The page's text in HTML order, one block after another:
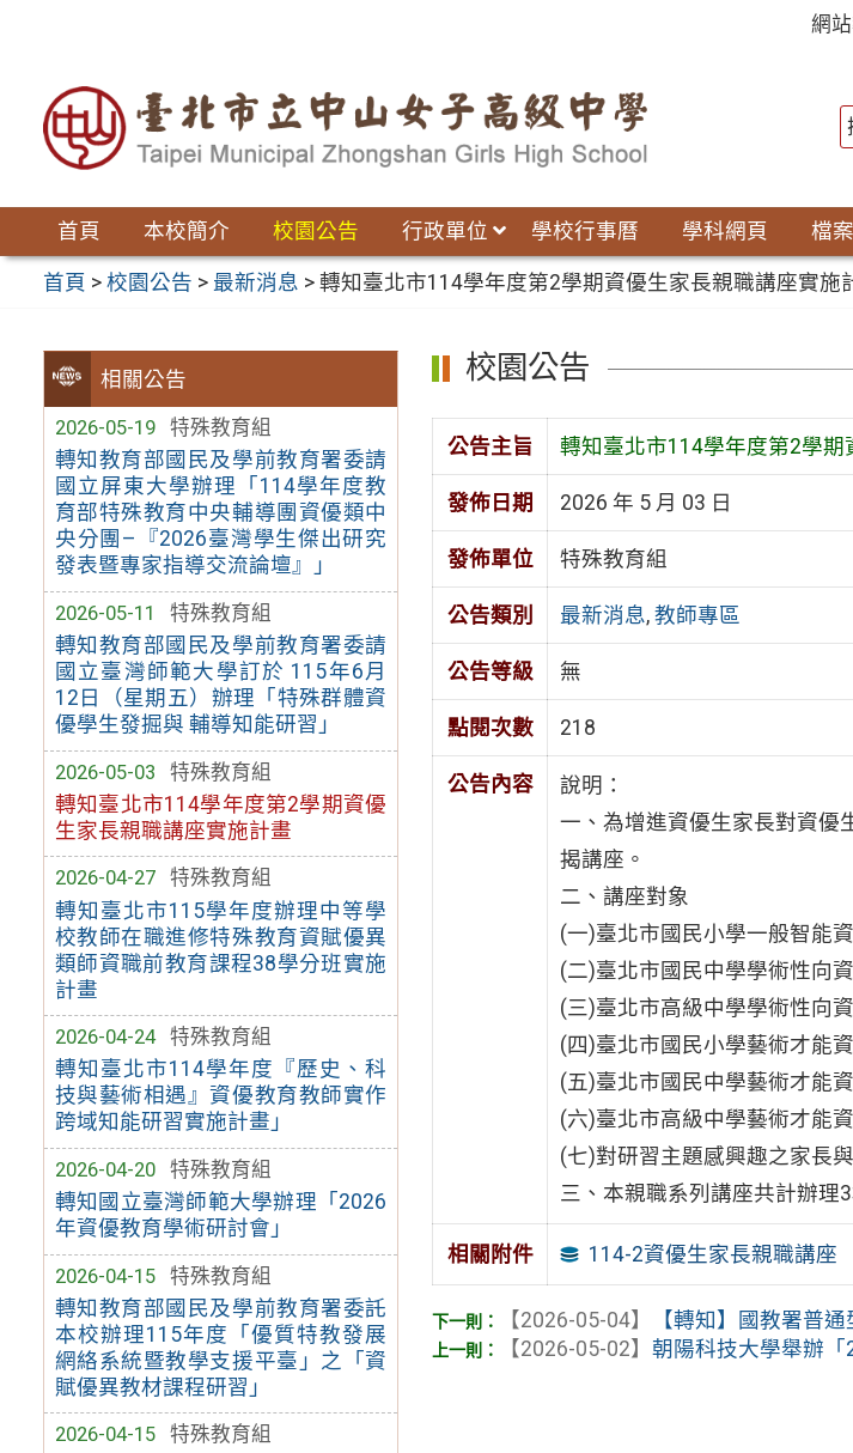
網
首頁 本校簡介 校園公告 行政單位 學校行事曆 學科網頁 檔
首頁 >校園公告 > 最新消息 >轉知臺北市114學年度第2學期資優生家長親職講座實施
相關公告
2026-05-19
特殊教育組
轉知教育部國民及學前教育署委請
國立屏東大學辦理「114學年度教
育部特殊教育中央輔導團資優類中
央分團–『2026臺灣學生傑出研究
發表暨專家指導交流論壇』」
2026-05-11
特殊教育組
轉知教育部國民及學前教育署委請
國立臺灣師範大學訂於 115年6月
12日（星期五）辦理「特殊群體資
優學生發掘與 輔導知能研習」
2026-05-03
特殊教育組
轉知臺北市114學年度第2學期資優
生家長親職講座實施計畫
2026-04-27
特殊教育組
轉知臺北市115學年度辦理中等學
校教師在職進修特殊教育資賦優異
類師資職前教育課程38學分班實施
計畫
2026-04-24
特殊教育組
轉知臺北市114學年度『歷史、科
技與藝術相遇』資優教育教師實作
跨域知能研習實施計畫」
2026-04-20
特殊教育組
轉知國立臺灣師範大學辦理「2026
年資優教育學術研討會」
2026-04-15
特殊教育組
轉知教育部國民及學前教育署委託
本校辦理115年度「優質特教發展
網絡系統暨教學支援平臺」之「資
賦優異教材課程研習」
2026-04-15
特殊教育組
校園公告
公告主旨 轉知臺北市114學年度第2學
發佈日期 2026 年 5 月 03 日
發佈單位 特殊教育組
公告類別 最新消息, 教師專區
公告等級 無
點閱次數 218
公告內容
說明：
一、為增進資優生家長對資優
揭講座。
二、講座對象
(一)臺北市國民小學一般智能
(二)臺北市國民中學學術性向
(三)臺北市高級中學學術性向
(四)臺北市國民小學藝術才能
(五)臺北市國民中學藝術才能
(六)臺北市高級中學藝術才能
(七)對研習主題感興趣之家長
三、本親職系列講座共計辦理
相關附件 114-2資優生家長親職講座
【2026-05-04】
【轉知】國教署普
【2026-05-02】朝陽科技大學舉辦「